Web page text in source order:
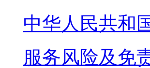
中华人民共和
服务风险及免